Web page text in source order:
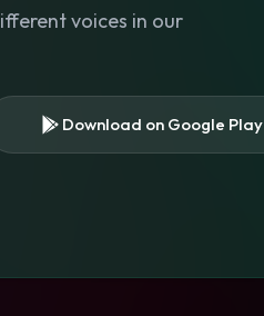
voices in our
Download on Google Play